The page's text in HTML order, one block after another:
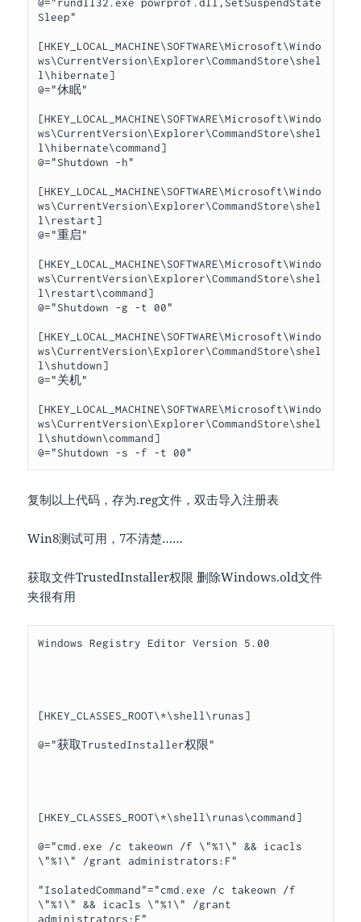
@="rundll32.exe powrprof.dll,SetSuspendState
Sleep"
[HKEY_LOCAL_MACHINE\SOFTWARE\Microsoft\Windo
ws\CurrentVersion\Explorer\CommandStore\shel
l\hibernate]
@="休眠"
[HKEY_LOCAL_MACHINE\SOFTWARE\Microsoft\Windo
ws\CurrentVersion\Explorer\CommandStore\shel
l\hibernate\command]
@="Shutdown -h"
[HKEY_LOCAL_MACHINE\SOFTWARE\Microsoft\Windo
ws\CurrentVersion\Explorer\CommandStore\shel
l\restart]
@="重启"
[HKEY_LOCAL_MACHINE\SOFTWARE\Microsoft\Windo
ws\CurrentVersion\Explorer\CommandStore\shel
l\restart\command]
@="Shutdown -g -t 00"
[HKEY_LOCAL_MACHINE\SOFTWARE\Microsoft\Windo
ws\CurrentVersion\Explorer\CommandStore\shel
l\shutdown]
@="关机"
[HKEY_LOCAL_MACHINE\SOFTWARE\Microsoft\Windo
ws\CurrentVersion\Explorer\CommandStore\shel
l\shutdown\command]
复制以上代码，存为.reg文件，双击导入注册表
Win8测试可用，7不清楚……
获取文件TrustedInstaller权限 删除Windows.old文件
夹很有用
Windows Registry Editor Version 5.00
[HKEY_CLASSES_ROOT\*\shell\runas]
@="获取TrustedInstaller权限"
[HKEY_CLASSES_ROOT\*\shell\runas\command]
@="cmd.exe /c takeown /f \"%1\" && icacls
\"%1\" /grant administrators:F"
"IsolatedCommand"="cmd.exe /c takeown /f
\"%1\" && icacls \"%1\" /grant
administrators:F"